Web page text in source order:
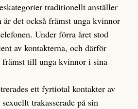
traditionellt anställer
det också främst unga kvinnor
Under förra året stod
av kontakterna, och därför
till unga kvinnor i sina
ett fyrtiotal kontakter av
trakasserade på sin